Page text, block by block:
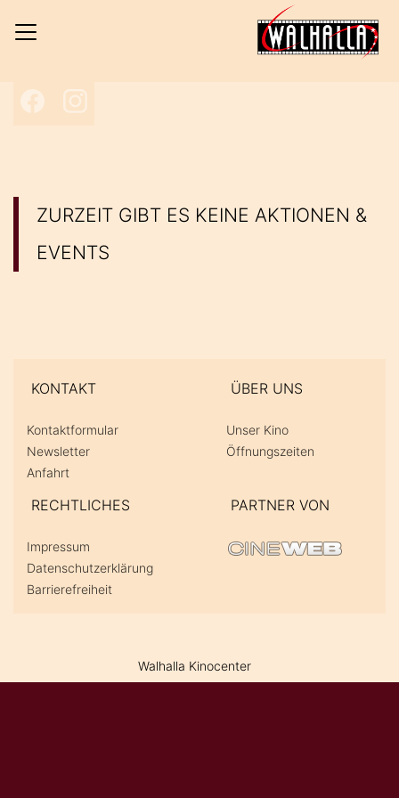
ZURZEIT GIBT ES KEINE AKTIONEN &
EVENTS
KONTAKT
Kontaktformular
Newsletter
Anfahrt
ÜBER UNS
Unser Kino
Öffnungszeiten
RECHTLICHES
Impressum
Datenschutzerklärung
Barrierefreiheit
PARTNER VON
Walhalla Kinocenter